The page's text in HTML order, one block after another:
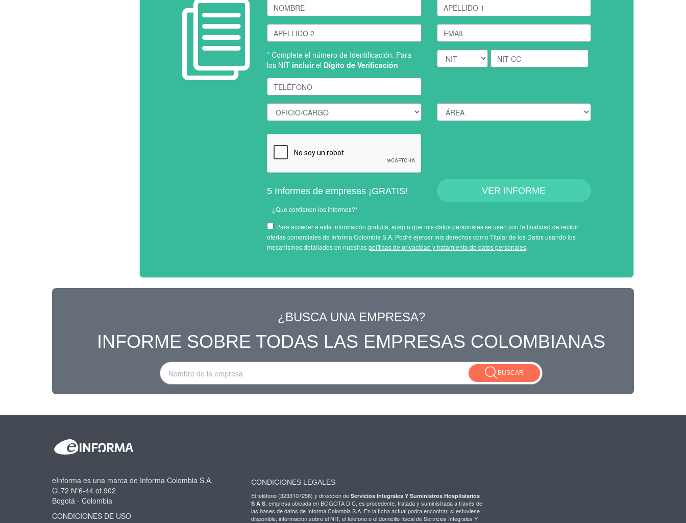
* Complete el número de Identificación. Para
los NIT incluirel Dígito de Verificación
5 Informes de empresas ¡GRATIS!
¿Qué contienen los informes?*
VER INFORME
Para acceder a esta información gratuita, acepto que mis datos personales se usen con la finalidad de recibir
ofertas comerciales de Informa Colombia S.A. Podré ejercer mis derechos como Titular de los Datos usando los
mecanismos detallados en nuestraspolíticas de privacidad y tratamiento de datos personales.
¿BUSCA UNA EMPRESA?
INFORME SOBRE TODAS LAS EMPRESAS COLOMBIANAS
BUSCAR
eInforma es una marca de Informa Colombia S.A.
Cl.72 Nº6-44 of.902
Bogotá - Colombia
CONDICIONES DE USO
CONDICIONES LEGALES
El teléfono (3233107256) y dirección de Servicios Integrales Y Suministros Hospitalarios
S A S , empresa ubicada en BOGOTA D C, es procedente, tratada y suministrada a través de
las bases de datos de Informa Colombia S.A. En la ficha actual podra encontrar, si estuviese
disponible, información sobre el NIT, el teléfono o el domicilio fiscal de Servicios Integrales Y